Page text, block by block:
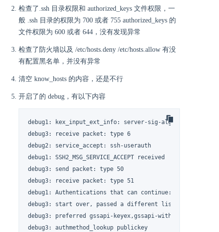
检查了.ssh 目录权限和 authorized_keys 文件权限，一
般 .ssh 目录的权限为 700 或者 755 authorized_keys 的
文件权限为 600 或者 644，没有发现异常
检查了防火墙以及 /etc/hosts.deny /etc/hosts.allow 有没
有配置黑名单，并没有异常
清空 know_hosts 的内容，还是不行
开启了的 debug，有以下内容
debug1: kex_input_ext_info: server-sig-algs=<rsa-sha2-
debug3: receive packet: type 6
debug2: service_accept: ssh-userauth
debug1: SSH2_MSG_SERVICE_ACCEPT received
debug3: send packet: type 50
debug3: receive packet: type 51
debug1: Authentications that can continue: publickey
debug3: start over, passed a different list publickey
debug3: preferred gssapi-keyex,gssapi-with-
debug3: authmethod_lookup publickey